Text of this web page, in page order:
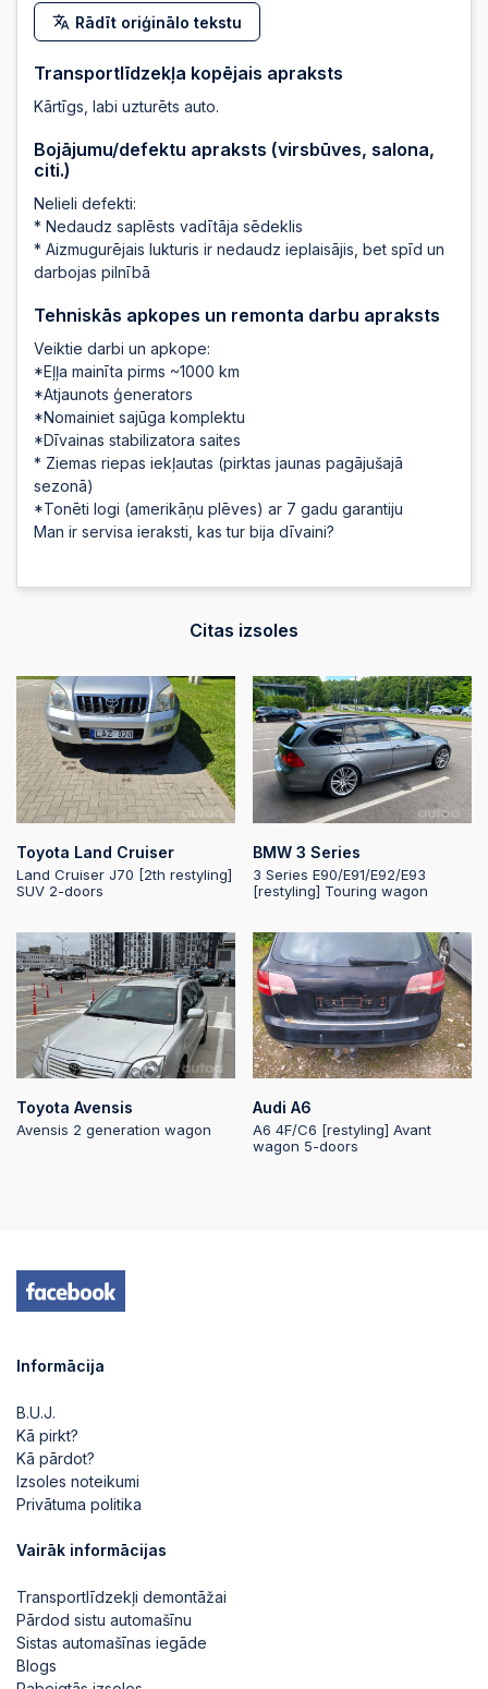
16:50:43
2025-08-04
2025-08-04
16:50:42
2025-08-04
16:50:42
2025-08-04 16:50:41
2025-08-04 16:28:16
2025-08-04 16:28:16
2025-08-04 16:28:14
2025-08-04 16:28:14
2025-08-04 16:28:13
2025-08-04 16:28:13
2025-08-04 16:28:12
2025-08-04 16:28:12
2025-08-04 16:28:11
16:28:09
Rādīt oriģinālo tekstu
Transportlīdzekļa kopējais apraksts
Kārtīgs, labi uzturēts auto.
Bojājumu/defektu apraksts (virsbūves, salona,
citi.)
Nelieli defekti:
* Nedaudz saplēsts vadītāja sēdeklis
* Aizmugurējais lukturis ir nedaudz ieplaisājis, bet spīd un
darbojas pilnībā
Tehniskās apkopes un remonta darbu apraksts
Veiktie darbi un apkope:
*Eļļa mainīta pirms ~1000 km
*Atjaunots ģenerators
*Nomainiet sajūga komplektu
*Dīvainas stabilizatora saites
* Ziemas riepas iekļautas (pirktas jaunas pagājušajā
sezonā)
*Tonēti logi (amerikāņu plēves) ar 7 gadu garantiju
Man ir servisa ieraksti, kas tur bija dīvaini?
Citas izsoles
Toyota Land Cruiser
Land Cruiser J70 [2th restyling]
SUV 2-doors
BMW 3 Series
3 Series E90/E91/E92/E93
[restyling] Touring wagon
Toyota Avensis
Avensis 2 generation wagon
Audi A6
A6 4F/C6 [restyling] Avant
wagon 5-doors
Informācija
B.U.J.
Kā pirkt?
Kā pārdot?
Izsoles noteikumi
Privātuma politika
Vairāk informācijas
Transportlīdzekļi demontāžai
Pārdod sistu automašīnu
Sistas automašīnas iegāde
Blogs